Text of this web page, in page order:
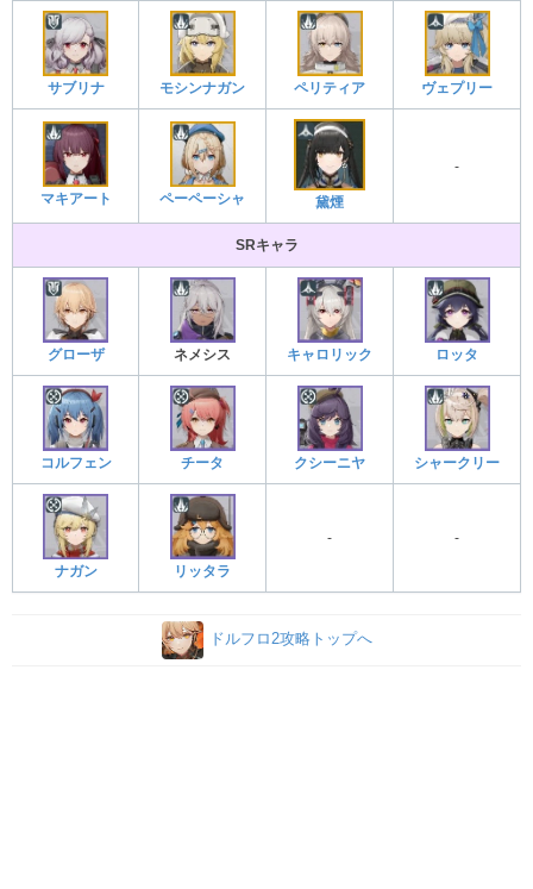
サブリナ モシンナガン ペリティア ヴェプリー
マキアート ペーペーシャ 黛煙
-
SRキャラ
グローザ ネメシス キャロリック ロッタ
コルフェン チータ クシーニヤ シャークリー
ナガン リッタラ
- -
ドルフロ2攻略トップへ